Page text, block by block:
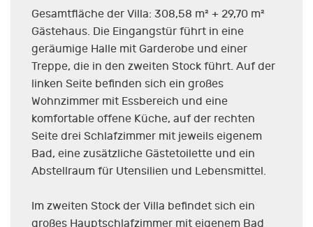
Gesamtfläche der Villa: 308,58 m² + 29,70 m²
Gästehaus. Die Eingangstür führt in eine
geräumige Halle mit Garderobe und einer
Treppe, die in den zweiten Stock führt. Auf der
linken Seite befinden sich ein großes
Wohnzimmer mit Essbereich und eine
komfortable offene Küche, auf der rechten
Seite drei Schlafzimmer mit jeweils eigenem
Bad, eine zusätzliche Gästetoilette und ein
Abstellraum für Utensilien und Lebensmittel.
Im zweiten Stock der Villa befindet sich ein
großes Hauptschlafzimmer mit eigenem Bad